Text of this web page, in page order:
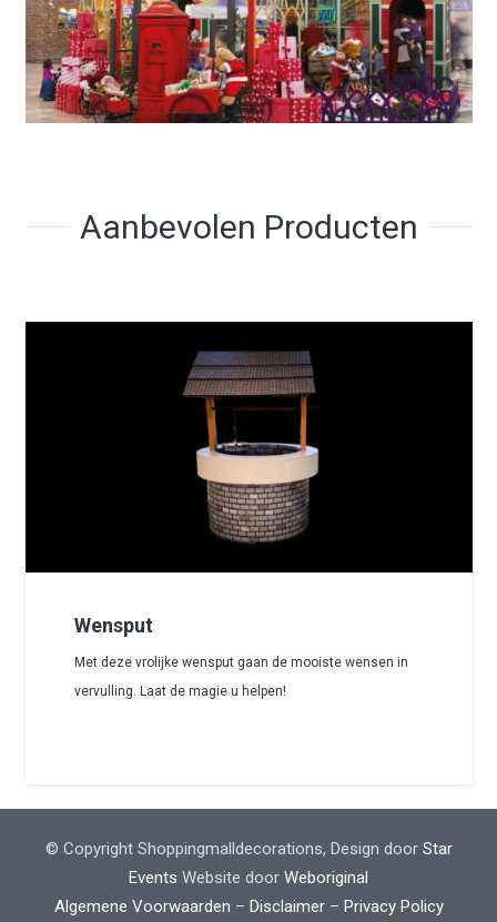
Aanbevolen Producten
Wensput
Met deze vrolijke wensput gaan de mooiste wensen in
vervulling. Laat de magie u helpen!
© Copyright Shoppingmalldecorations, Design door Star
Events Website door Weboriginal
Algemene Voorwaarden – Disclaimer– Privacy Policy